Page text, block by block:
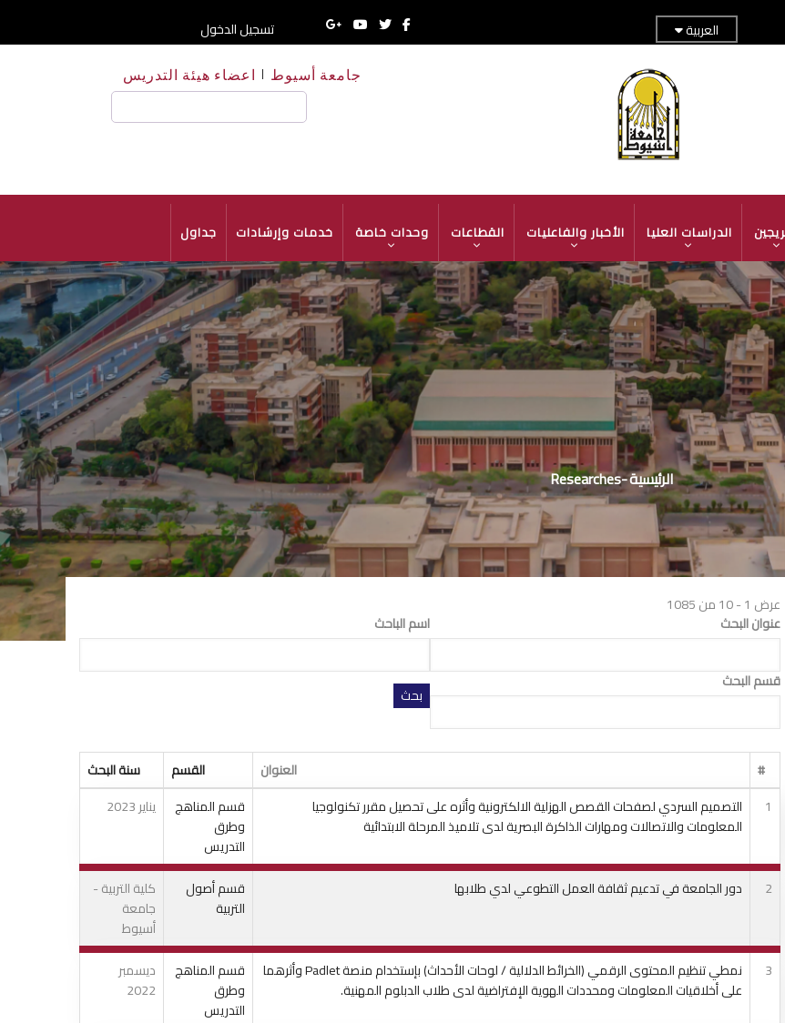
العربية تسجيل الدخول
جامعة أسيوط اعضاء هيئة التدريس
بحث
الدراسات العليا الأخبار والفاعليات القطاعات وحدات خاصة خدمات وإرشادات جداول
مسار
التنقل
الرئيسية-
Researches
عرض 1 - 10 من 1085
عنوان البحث
اسم الباحث
قسم البحث
# العنوان القسم
سنة البحث
1
التصميم السردي لصفحات القصص الهزلية الالكترونية وأثره على تحصيل مقرر تكنولوجيا
المعلومات والاتصالات ومهارات الذاكرة البصرية لدى تلاميذ المرحلة الابتدائية
قسم المناهج
وطرق
التدريس
يناير 2023
2 دور الجامعة في تدعيم ثقافة العمل التطوعي لدي طلابها
قسم أصول
التربية
كلية التربية -
جامعة
أسيوط
3
نمطي تنظيم المحتوى الرقمي (الخرائط الدلالية / لوحات الأحداث) بإستخدام منصة Padlet وأثرهما
على أخلاقيات المعلومات ومحددات الهوية الإفتراضية لدى طلاب الدبلوم المهنية.
قسم المناهج
وطرق
التدريس
ديسمبر
2022